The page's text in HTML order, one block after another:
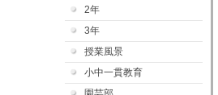
2年
3年
授業風景
小中一貫教育